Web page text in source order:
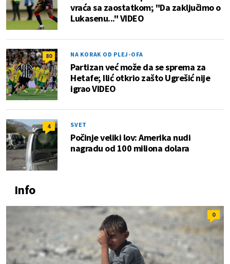
vraća sa zaostatkom; "Da zaključimo o
Lukasenu..." VIDEO
80 NA KORAK OD PLEJ-OFA
Partizan već može da se sprema za
Hetafe; Ilić otkrio zašto Ugrešić nije
igrao VIDEO
4 SVET
Počinje veliki lov: Amerika nudi
nagradu od 100 miliona dolara
Info
0